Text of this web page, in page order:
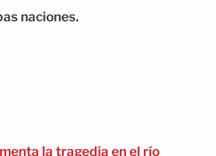
naciones.
la tragedia en el río